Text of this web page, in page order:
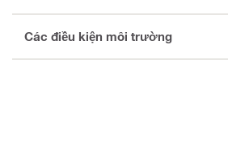
Các điều kiện môi trường